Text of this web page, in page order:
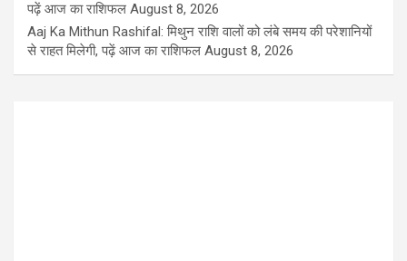
पढ़ें आज का राशिफल August 8, 2026
Aaj Ka Mithun Rashifal: मिथुन राशि वालों को लंबे समय की परेशानियों
से राहत मिलेगी, पढ़ें आज का राशिफल August 8, 2026